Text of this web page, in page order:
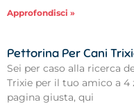
Approfondisci »
Pettorina Per Cani
Sei per caso alla ricerca
Trixie per il tuo amico a 4
pagina giusta, qui